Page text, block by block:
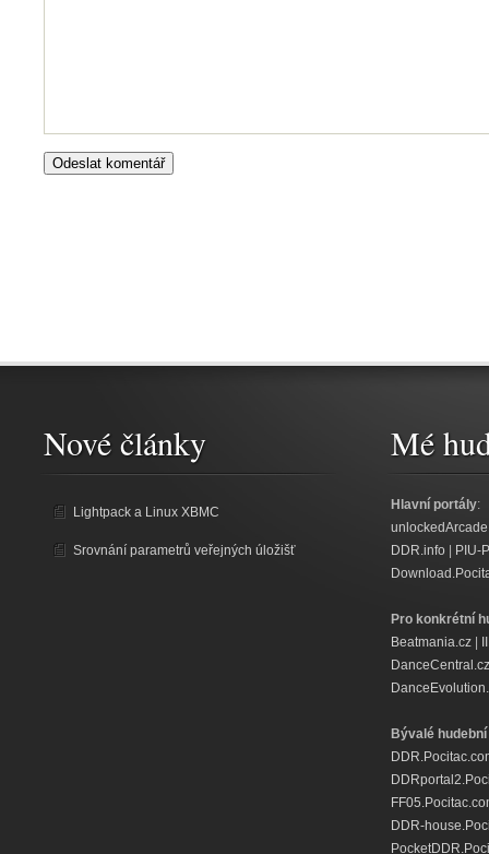
Nové články
Lightpack a Linux XBMC
Srovnání parametrů veřejných úložišť
Mé
Hlavní portály:
DDR.info
PIU-
Pro konkrétní
Beatmania.cz
DanceCentral.cz
Bývalé
DDR-